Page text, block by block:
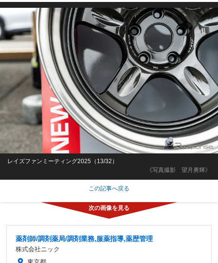
《写真撮影 望月勇輝》
レイズファンミーティング2025（13/32）
この記事へ戻る
薬剤師/調剤薬局/調剤業務,服薬指導,薬歴管理
株式会社ニック